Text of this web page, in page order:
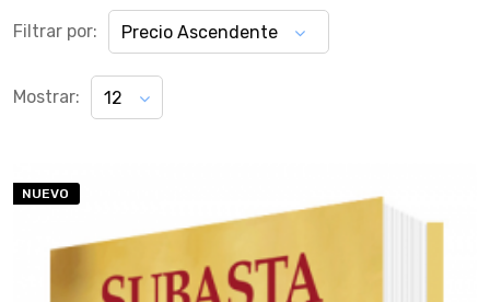
Filtrar por: Precio Ascendente
Mostrar: 12
NUEVO